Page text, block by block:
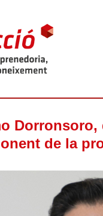
Dorronsoro,
de la